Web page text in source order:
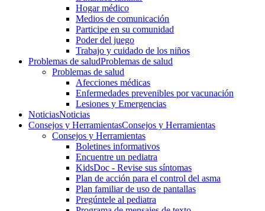
Hogar médico
Medios de comunicación
Participe en su comunidad
Poder del juego
Trabajo y cuidado de los niños
Problemas de saludProblemas de salud
Problemas de salud
Afecciones médicas
Enfermedades prevenibles por vacunación
Lesiones y Emergencias
NoticiasNoticias
Consejos y HerramientasConsejos y Herramientas
Consejos y Herramientas
Boletines informativos
Encuentre un pediatra
KidsDoc - Revise sus síntomas
Plan de acción para el control del asma
Plan familiar de uso de pantallas
Pregúntele al pediatra